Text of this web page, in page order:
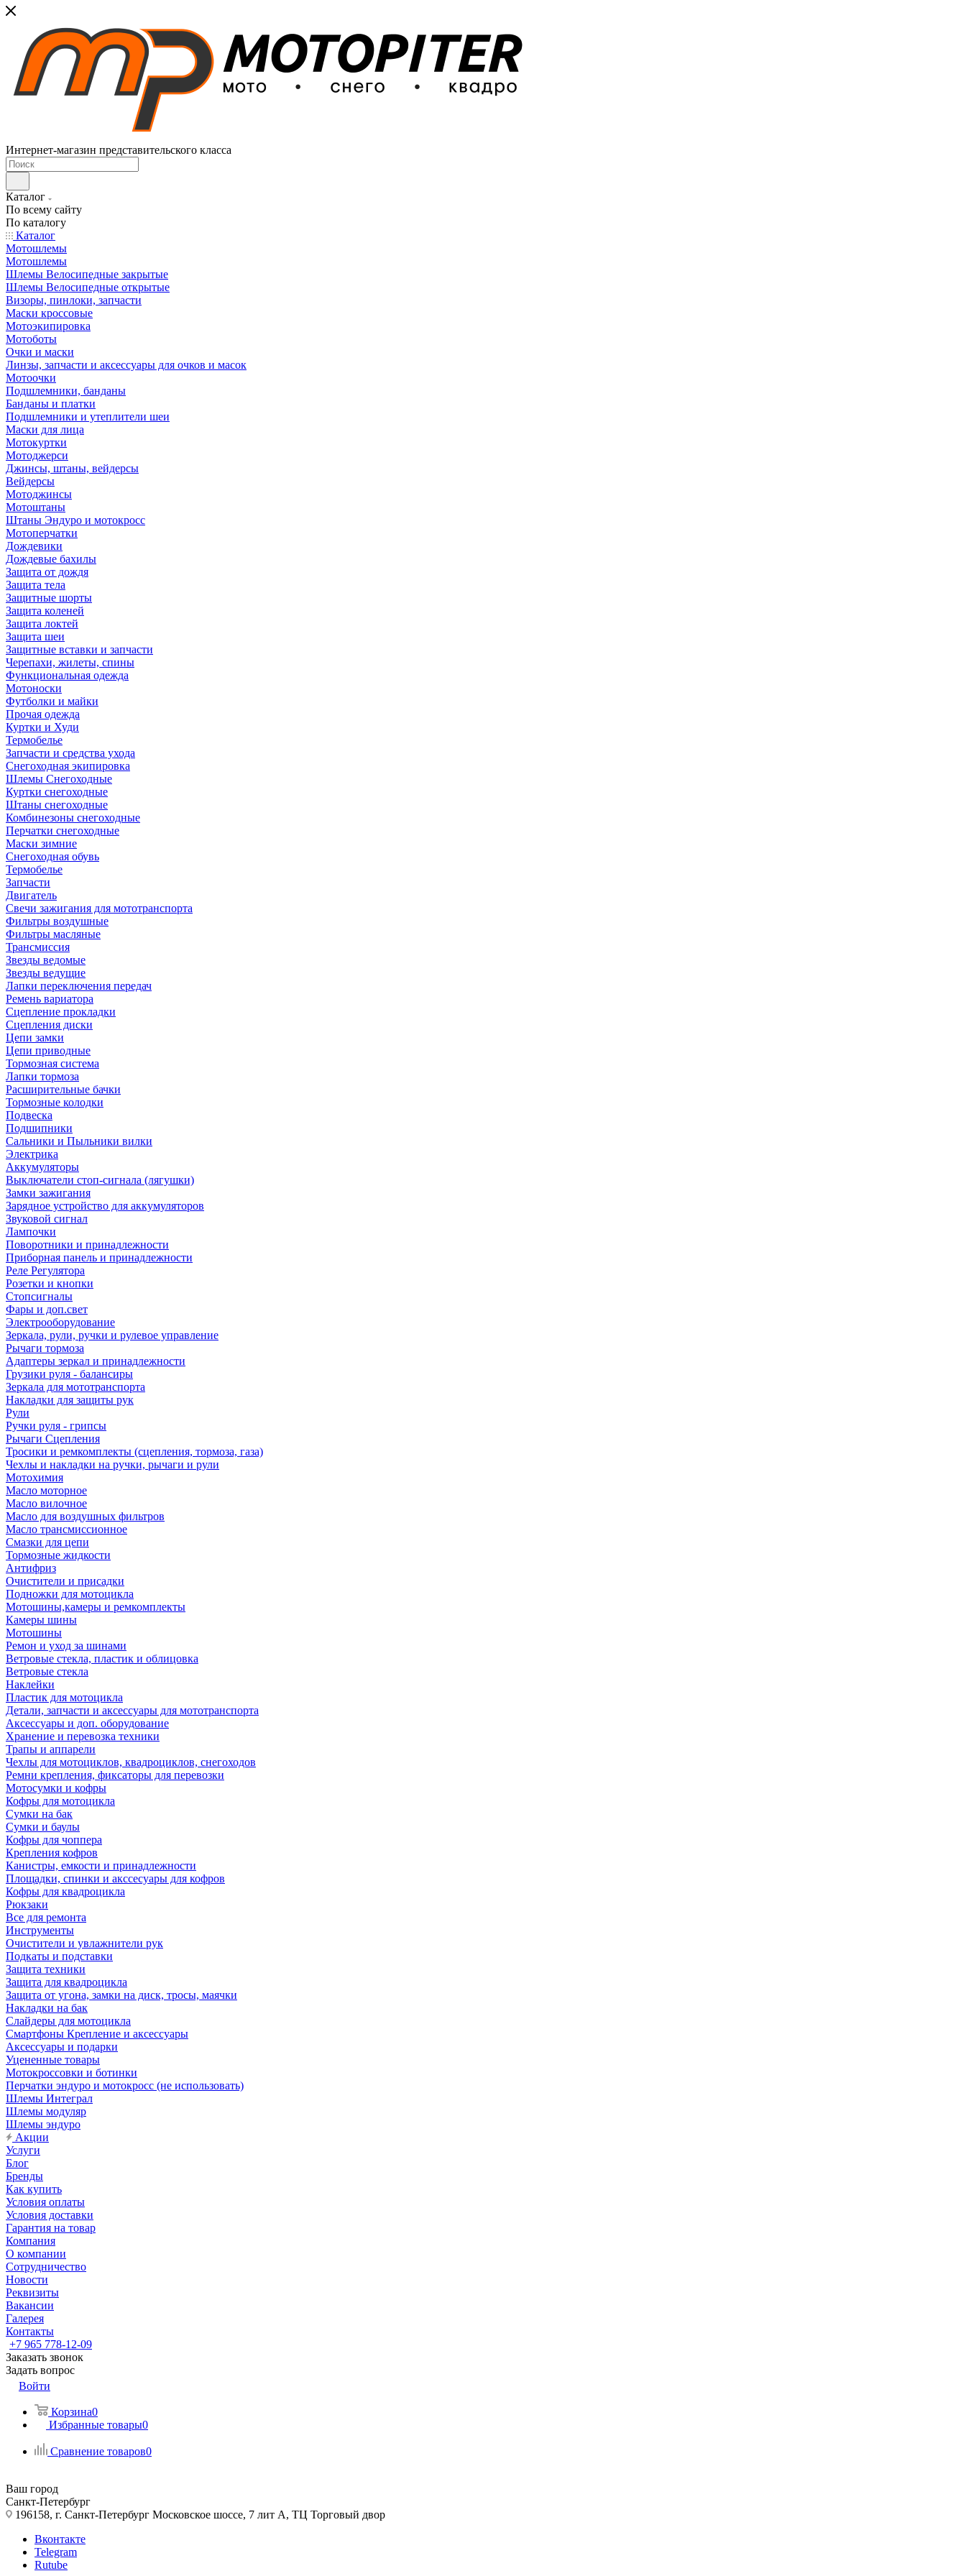
Интернет-магазин представительского класса
Каталог
По всему сайту
По каталогу
Каталог
Мотошлемы
Мотошлемы
Шлемы Велосипедные закрытые
Шлемы Велосипедные открытые
Визоры, пинлоки, запчасти
Маски кроссовые
Мотоэкипировка
Мотоботы
Очки и маски
Линзы, запчасти и аксессуары для очков и масок
Мотоочки
Подшлемники, банданы
Банданы и платки
Подшлемники и утеплители шеи
Маски для лица
Мотокуртки
Мотоджерси
Джинсы, штаны, вейдерсы
Вейдерсы
Мотоджинсы
Мотоштаны
Штаны Эндуро и мотокросс
Мотоперчатки
Дождевики
Дождевые бахилы
Защита от дождя
Защита тела
Защитные шорты
Защита коленей
Защита локтей
Защита шеи
Защитные вставки и запчасти
Черепахи, жилеты, спины
Функциональная одежда
Мотоноски
Футболки и майки
Прочая одежда
Куртки и Худи
Термобелье
Запчасти и средства ухода
Снегоходная экипировка
Шлемы Снегоходные
Куртки снегоходные
Штаны снегоходные
Комбинезоны снегоходные
Перчатки снегоходные
Маски зимние
Снегоходная обувь
Термобелье
Запчасти
Двигатель
Свечи зажигания для мототранспорта
Фильтры воздушные
Фильтры масляные
Трансмиссия
Звезды ведомые
Звезды ведущие
Лапки переключения передач
Ремень вариатора
Сцепление прокладки
Сцепления диски
Цепи замки
Цепи приводные
Тормозная система
Лапки тормоза
Расширительные бачки
Тормозные колодки
Подвеска
Подшипники
Сальники и Пыльники вилки
Электрика
Аккумуляторы
Выключатели стоп-сигнала (лягушки)
Замки зажигания
Зарядное устройство для аккумуляторов
Звуковой сигнал
Лампочки
Поворотники и принадлежности
Приборная панель и принадлежности
Реле Регулятора
Розетки и кнопки
Стопсигналы
Фары и доп.свет
Электрооборудование
Зеркала, рули, ручки и рулевое управление
Рычаги тормоза
Адаптеры зеркал и принадлежности
Грузики руля - балансиры
Зеркала для мототранспорта
Накладки для защиты рук
Рули
Ручки руля - грипсы
Рычаги Сцепления
Тросики и ремкомплекты (сцепления, тормоза, газа)
Чехлы и накладки на ручки, рычаги и рули
Мотохимия
Масло моторное
Масло вилочное
Масло для воздушных фильтров
Масло трансмиссионное
Смазки для цепи
Тормозные жидкости
Антифриз
Очистители и присадки
Подножки для мотоцикла
Мотошины,камеры и ремкомплекты
Камеры шины
Мотошины
Ремон и уход за шинами
Ветровые стекла, пластик и облицовка
Ветровые стекла
Наклейки
Пластик для мотоцикла
Детали, запчасти и аксессуары для мототранспорта
Аксессуары и доп. оборудование
Хранение и перевозка техники
Трапы и аппарели
Чехлы для мотоциклов, квадроциклов, снегоходов
Ремни крепления, фиксаторы для перевозки
Мотосумки и кофры
Кофры для мотоцикла
Сумки на бак
Сумки и баулы
Кофры для чоппера
Крепления кофров
Канистры, емкости и принадлежности
Площадки, спинки и акссесуары для кофров
Кофры для квадроцикла
Рюкзаки
Все для ремонта
Инструменты
Очистители и увлажнители рук
Подкаты и подставки
Защита техники
Защита для квадроцикла
Защита от угона, замки на диск, тросы, маячки
Накладки на бак
Слайдеры для мотоцикла
Смартфоны Крепление и аксессуары
Аксессуары и подарки
Уцененные товары
Мотокроссовки и ботинки
Перчатки эндуро и мотокросс (не использовать)
Шлемы Интеграл
Шлемы модуляр
Шлемы эндуро
Акции
Услуги
Блог
Бренды
Как купить
Условия оплаты
Условия доставки
Гарантия на товар
Компания
О компании
Сотрудничество
Новости
Реквизиты
Вакансии
Галерея
Контакты
+7 965 778-12-09
Заказать звонок
Задать вопрос
Войти
Корзина0
Избранные товары0
Сравнение товаров0
Ваш город
Санкт-Петербург
196158, г. Санкт-Петербург Московское шоссе, 7 лит А, ТЦ Торговый двор
Вконтакте
Telegram
Rutube